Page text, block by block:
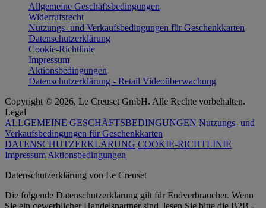
Allgemeine Geschäftsbedingungen
Widerrufsrecht
Nutzungs- und Verkaufsbedingungen für Geschenkkarten
Datenschutzerklärung
Cookie-Richtlinie
Impressum
Aktionsbedingungen
Datenschutzerklärung - Retail Videoüberwachung
Copyright © 2026, Le Creuset GmbH. Alle Rechte vorbehalten.
Legal
ALLGEMEINE GESCHÄFTSBEDINGUNGEN Nutzungs- und
Verkaufsbedingungen für Geschenkkarten
DATENSCHUTZERKLÄRUNG COOKIE-RICHTLINIE
Impressum Aktionsbedingungen
Datenschutz­erklärung von Le Creuset
Die folgende Datenschutzerklärung gilt für Endverbraucher. Wenn
Sie ein gewerblicher Handelspartner sind, lesen Sie bitte die B2B -